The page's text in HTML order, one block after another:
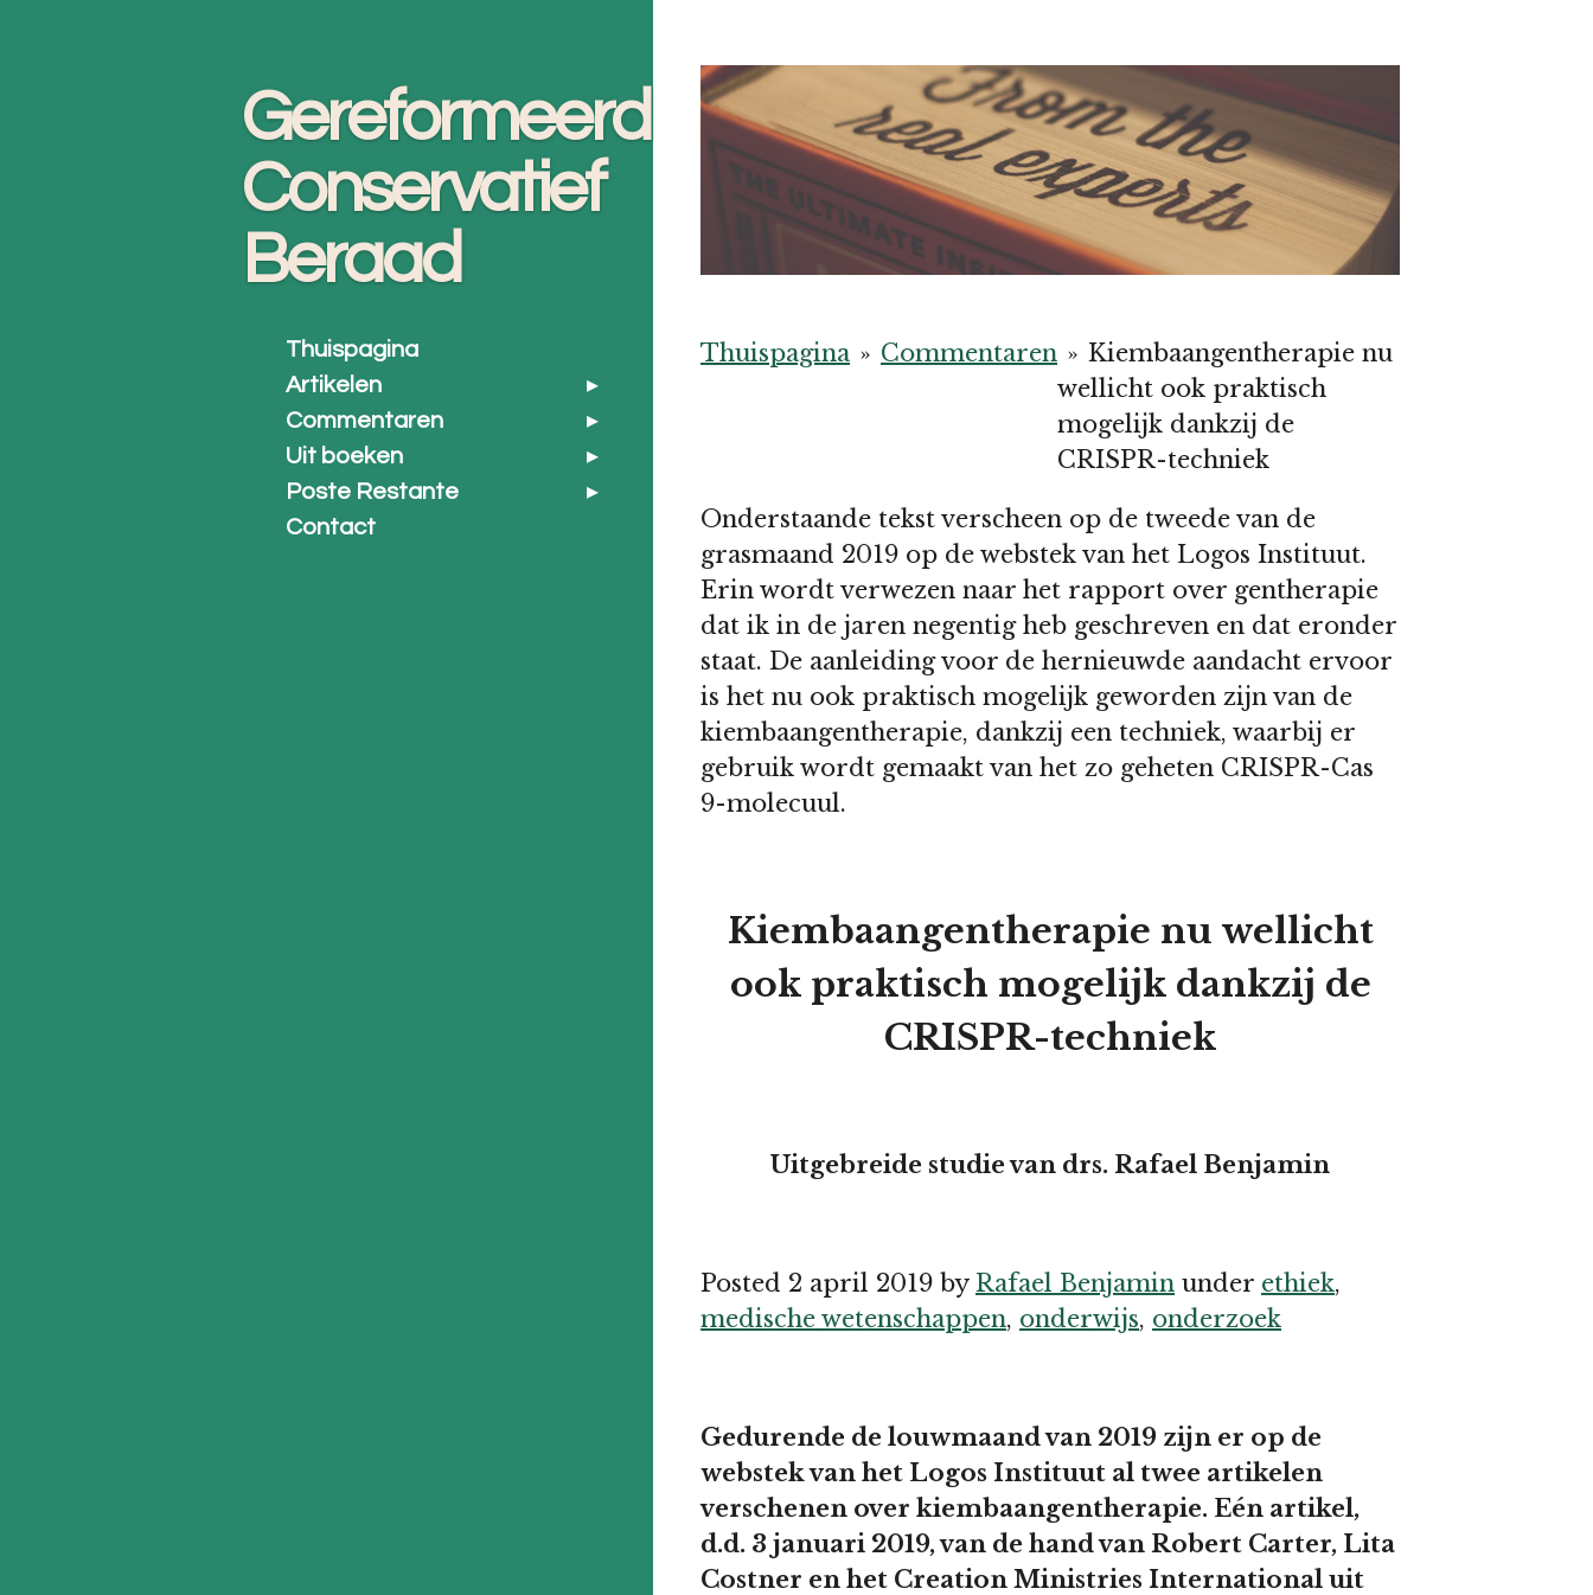
Thuispagina » Commentaren » Kiembaangentherapie nu
wellicht ook praktisch
mogelijk dankzij de
CRISPR-techniek
Onderstaande tekst verscheen op de tweede van de
grasmaand 2019 op de webstek van het Logos Instituut.
Erin wordt verwezen naar het rapport over gentherapie
dat ik in de jaren negentig heb geschreven en dat eronder
staat. De aanleiding voor de hernieuwde aandacht ervoor
is het nu ook praktisch mogelijk geworden zijn van de
kiembaangentherapie, dankzij een techniek, waarbij er
gebruik wordt gemaakt van het zo geheten CRISPR-Cas
9-molecuul.
Kiembaangentherapie nu wellicht
ook praktisch mogelijk dankzij de
CRISPR-techniek
Uitgebreide studie van drs. Rafael Benjamin
Posted 2 april 2019 byRafael Benjamin under ethiek,
medische wetenschappen, onderwijs, onderzoek
Gedurende de louwmaand van 2019 zijn er op de
webstek van het Logos Instituut al twee artikelen
verschenen over kiembaangentherapie. Eén artikel,
d.d. 3 januari 2019, van de hand van Robert Carter, Lita
Costner en het Creation Ministries International uit
Gereformeerd
Conservatief
Beraad
Thuispagina
Artikelen
Commentaren
Uit boeken
Poste Restante
Contact